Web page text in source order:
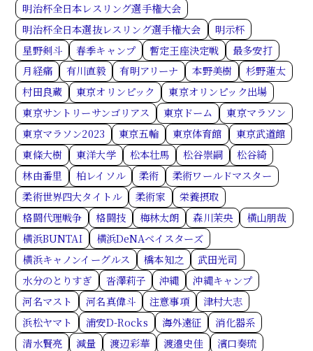
明治杯全日本レスリング選手権大会
明治杯全日本選抜レスリング選手権大会
明示杯
星野剣斗
春季キャンプ 暫定王座決定戦
最多安打
月経痛
有川直毅 有明アリーナ 本野美樹
杉野蓮太
村田良蔵
東京オリンピック
東京オリンピック出場
東京サントリーサンゴリアス
東京ドーム
東京マラソン
東京マラソン2023
東京五輪 東京体育館
東京武道館
東條大樹
東洋大学 松本壮馬 松谷崇嗣
松谷綺
林由番里
柏レイソル 柔術
柔術ワールドマスター
柔術世界四大タイトル
柔術家
栄養摂取
格闘代理戦争
格闘技 梅林太朗 森川茉央
横山朋哉
横浜BUNTAI
横浜DeNAベイスターズ
横浜キャノンイーグルス
橋本知之
武田光司
水分のとりすぎ
沓澤莉子 沖縄
沖縄キャンプ
河名マスト
河名真偉斗 注意事項
津村大志
浜松ヤマト
浦安D-Rocks 海外遠征
消化器系
清水賢亮
減量 渡辺彩華 渡邉史佳
濱口奏琉